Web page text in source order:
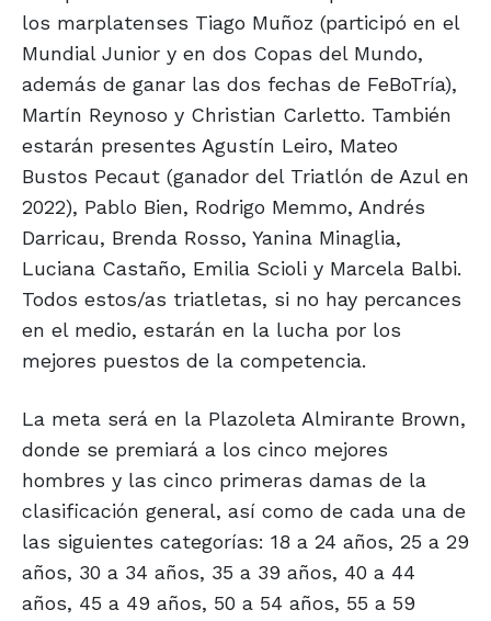
los marplatenses Tiago Muñoz (participó en el
Mundial Junior y en dos Copas del Mundo,
además de ganar las dos fechas de FeBoTría),
Martín Reynoso y Christian Carletto. También
estarán presentes Agustín Leiro, Mateo
Bustos Pecaut (ganador del Triatlón de Azul en
2022), Pablo Bien, Rodrigo Memmo, Andrés
Darricau, Brenda Rosso, Yanina Minaglia,
Luciana Castaño, Emilia Scioli y Marcela Balbi.
Todos estos/as triatletas, si no hay percances
en el medio, estarán en la lucha por los
mejores puestos de la competencia.
La meta será en la Plazoleta Almirante Brown,
donde se premiará a los cinco mejores
hombres y las cinco primeras damas de la
clasificación general, así como de cada una de
las siguientes categorías: 18 a 24 años, 25 a 29
años, 30 a 34 años, 35 a 39 años, 40 a 44
años, 45 a 49 años, 50 a 54 años, 55 a 59